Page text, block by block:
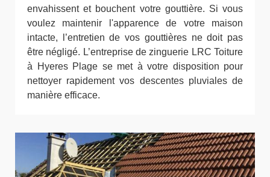
envahissent et bouchent votre gouttière. Si vous
voulez maintenir l'apparence de votre maison
intacte, l’entretien de vos gouttières ne doit pas
être négligé. L’entreprise de zinguerie LRC Toiture
à Hyeres Plage se met à votre disposition pour
nettoyer rapidement vos descentes pluviales de
manière efficace.